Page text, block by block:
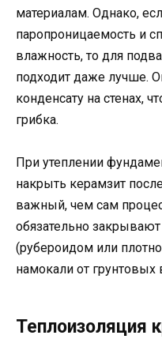
материалам. Однако,
паропроницаемость и
влажность, то для
подходит даже лучше.
конденсату на стенах,
грибка.
При утеплении
накрыть керамзит
важный, чем сам
обязательно
(рубероидом или
намокали от грунтовых
Теплоизоляция